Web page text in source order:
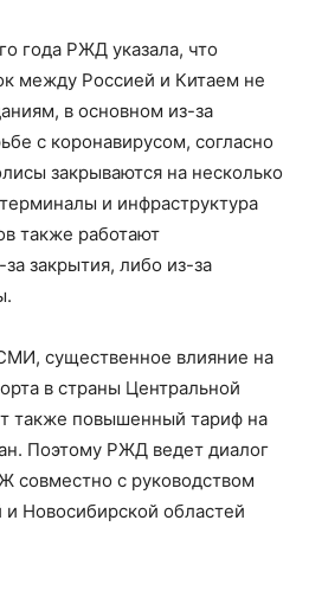
года РЖД указала, что
между Россией и Китаем не
в основном из-за
с коронавирусом, согласно
закрываются на несколько
и инфраструктура
также работают
закрытия, либо из-за
существенное влияние на
в страны Центральной
также повышенный тариф на
Поэтому РЖД ведет диалог
совместно с руководством
Новосибирской областей